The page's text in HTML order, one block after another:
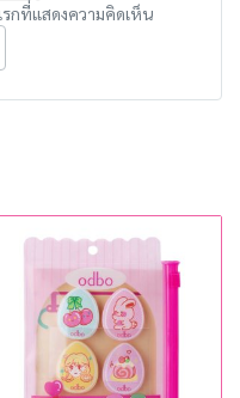
กที่แสดงความคิดเห็น